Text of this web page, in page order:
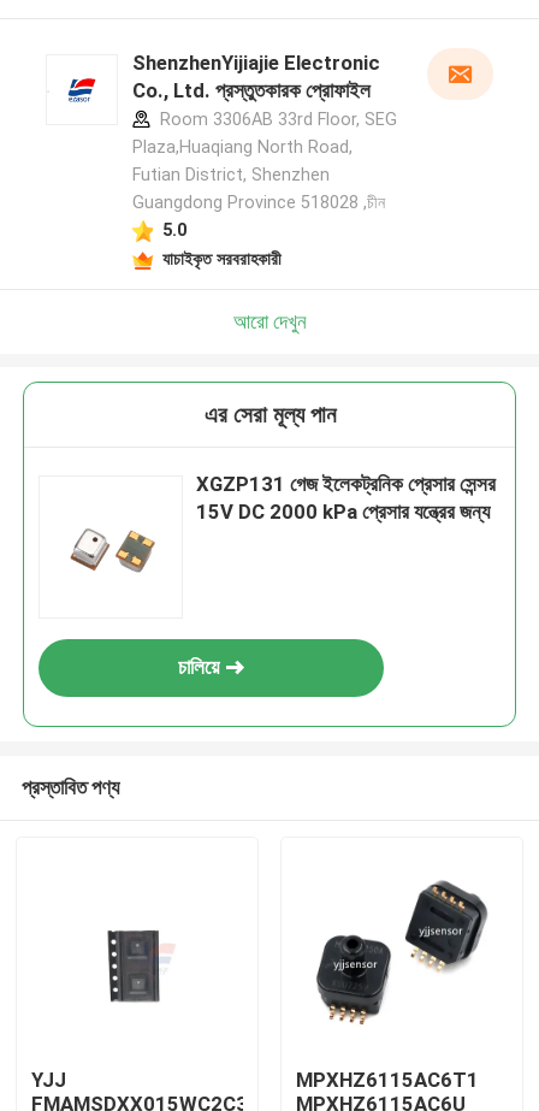
ShenzhenYijiajie Electronic
Co., Ltd. প্রস্তুতকারক প্রোফাইল
Room 3306AB 33rd Floor, SEG
Plaza,Huaqiang North Road,
Futian District, Shenzhen
Guangdong Province 518028 ,চীন
5.0
যাচাইকৃত সরবরাহকারী
আরো দেখুন
এর সেরা মূল্য পান
XGZP131 গেজ ইলেকট্রনিক প্রেসার সেন্সর
15V DC 2000 kPa প্রেসার যন্ত্রের জন্য
চালিয়ে
প্রস্তাবিত পণ্য
YJJ
FMAMSDXX015WC2C3
MPXHZ6115AC6T1
MPXHZ6115AC6U